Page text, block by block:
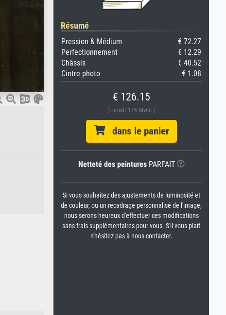
Résumé
Pression & Médium
€ 72.27
Perfectionnement
€ 12.29
Châssis
€ 40.52
Cintre photo
€ 1.08
€ 126.15
(Enthält 17% MwSt.)
dans le panier
Netteté des peinturesPARFAIT
Si vous souhaitez des ajustements de luminosité et
de couleur, ou un recadrage personnalisé de l'image,
nous serons heureux d'effectuer ces modifications
sans frais supplémentaires pour vous. S'il vous plaît
n'hésitez pas à nous contacter.